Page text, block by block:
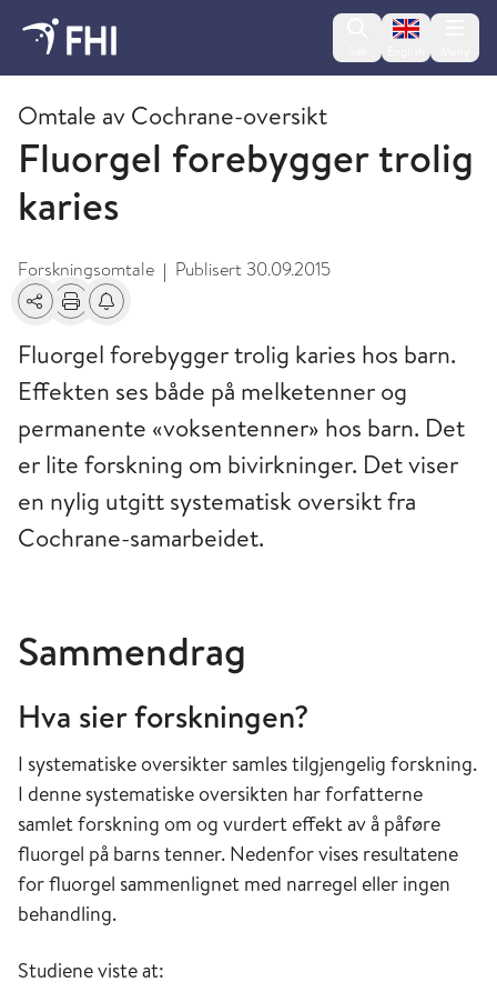
Change
2015 - publikasjoner fra FHI
Omtale av Cochrane-oversikt
Fluorgel forebygger trolig
karies
Forskningsomtale | Publisert 30.09.2015
Del Skriv utFå varsel om endringer
Fluorgel forebygger trolig karies hos barn.
Effekten ses både på melketenner og
permanente «voksentenner» hos barn. Det
er lite forskning om bivirkninger. Det viser
en nylig utgitt systematisk oversikt fra
Cochrane-samarbeidet.
Sammendrag
Hva sier forskningen?
I systematiske oversikter samles tilgjengelig forskning.
I denne systematiske oversikten har forfatterne
samlet forskning om og vurdert effekt av å påføre
fluorgel på barns tenner. Nedenfor vises resultatene
for fluorgel sammenlignet med narregel eller ingen
behandling.
Studiene viste at: